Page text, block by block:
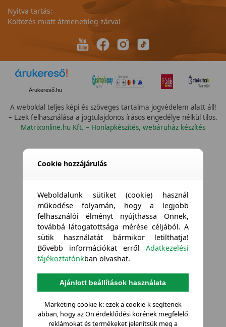
Nyitva tartás:
Költözés miatt átmenetileg zárva!
Árukereső.hu
A weboldal teljes képi és szöveges tartalma jogvédelem alatt áll!
– Ezek felhasználása a jogtulajdonos írásos engedélye nélkül tilos.
Matrixonline.hu Kft. – Honlapkészítés, webáruház készítés
Cookie hozzájárulás
Weboldalunk sütiket (cookie) használ
működése folyamán, hogy a legjobb
felhasználói élményt nyújthassa Önnek,
továbbá látogatottsága mérése céljából. A
sütik használatát bármikor letilthatja!
Bővebb információkat errőlAdatkezelési
tájékoztatónkban olvashat.
Ajánlott beállítások használata
Marketing cookie-k: ezek a cookie-k segítenek
abban, hogy az Ön érdeklődési körének megfelelő
reklámokat és termékeket jelenítsük meg a